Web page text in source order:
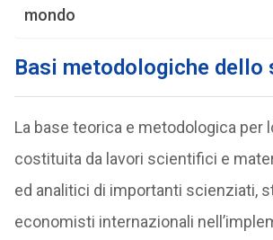
mondo
Basi metodologiche dello
La base teorica e metodologica per
costituita da lavori scientifici e
ed analitici di importanti scienziati,
economisti internazionali